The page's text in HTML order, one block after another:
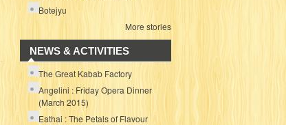
Botejyu
More stories
NEWS & ACTIVITIES
The Great Kabab Factory
Angelini : Friday Opera Dinner
(March 2015)
Eathai : The Petals of Flavour